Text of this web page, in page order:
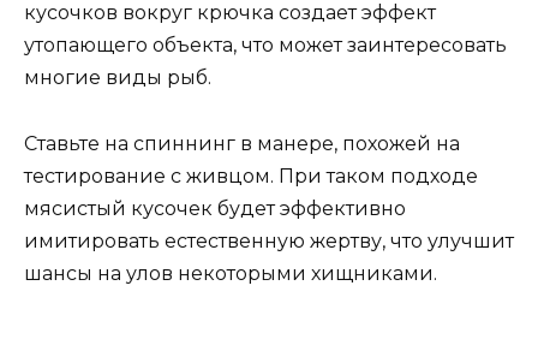
кусочков вокруг крючка создает эффект
утопающего объекта, что может заинтересовать
многие виды рыб.
Ставьте на спиннинг в манере, похожей на
тестирование с живцом. При таком подходе
мясистый кусочек будет эффективно
имитировать естественную жертву, что улучшит
шансы на улов некоторыми хищниками.